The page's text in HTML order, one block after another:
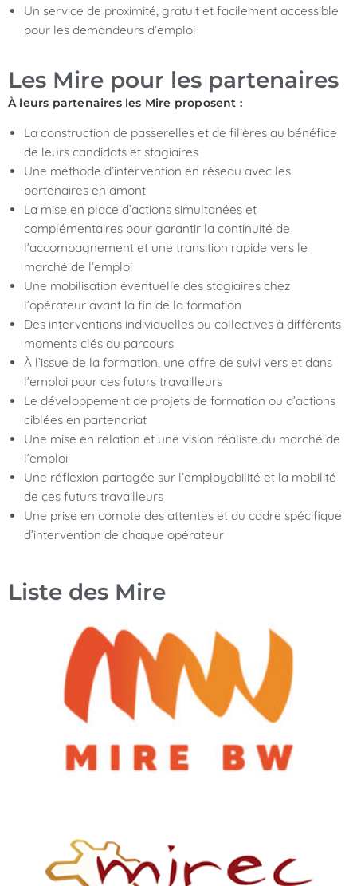
Un service de proximité, gratuit et facilement accessible
pour les demandeurs d’emploi
Les Mire pour les partenaires
À leurs partenaires les Mire proposent :
La construction de passerelles et de filières au bénéfice
de leurs candidats et stagiaires
Une méthode d’intervention en réseau avec les
partenaires en amont
La mise en place d’actions simultanées et
complémentaires pour garantir la continuité de
l’accompagnement et une transition rapide vers le
marché de l’emploi
Une mobilisation éventuelle des stagiaires chez
l’opérateur avant la fin de la formation
Des interventions individuelles ou collectives à différents
moments clés du parcours
À l’issue de la formation, une offre de suivi vers et dans
l’emploi pour ces futurs travailleurs
Le développement de projets de formation ou d’actions
ciblées en partenariat
Une mise en relation et une vision réaliste du marché de
l’emploi
Une réflexion partagée sur l’employabilité et la mobilité
de ces futurs travailleurs
Une prise en compte des attentes et du cadre spécifique
d’intervention de chaque opérateur
Liste des Mire